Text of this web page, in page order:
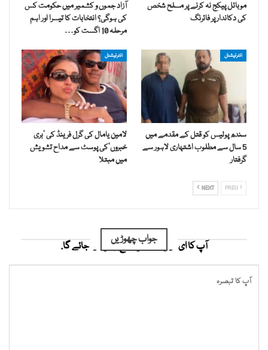
موبائل پیکج نہ کرنے پر مسلح شخص
کی دکاندار پر فائرنگ
آزاد جموں و کشمیر میں حکومت کس
کی ہوگی؟ انتخابات کا تیسرا اور اہم
مرحلہ 10 اگست کو…
انٹرنیشنل
سندھ پولیس کو قتل کے مقدمے میں
5 سال سے مطلوب اشتہاری لاہور سے
گرفتار
انٹرنیشنل
لامین یامال کی گرل فرینڈ کی ’بری
خبروں‘کی پوسٹ سے مداح تشویش
میں مبتلا
NEXT
جواب چھوڑیں
آپ کا ای میل ایڈریس شائع نہیں کیا جائے گا.